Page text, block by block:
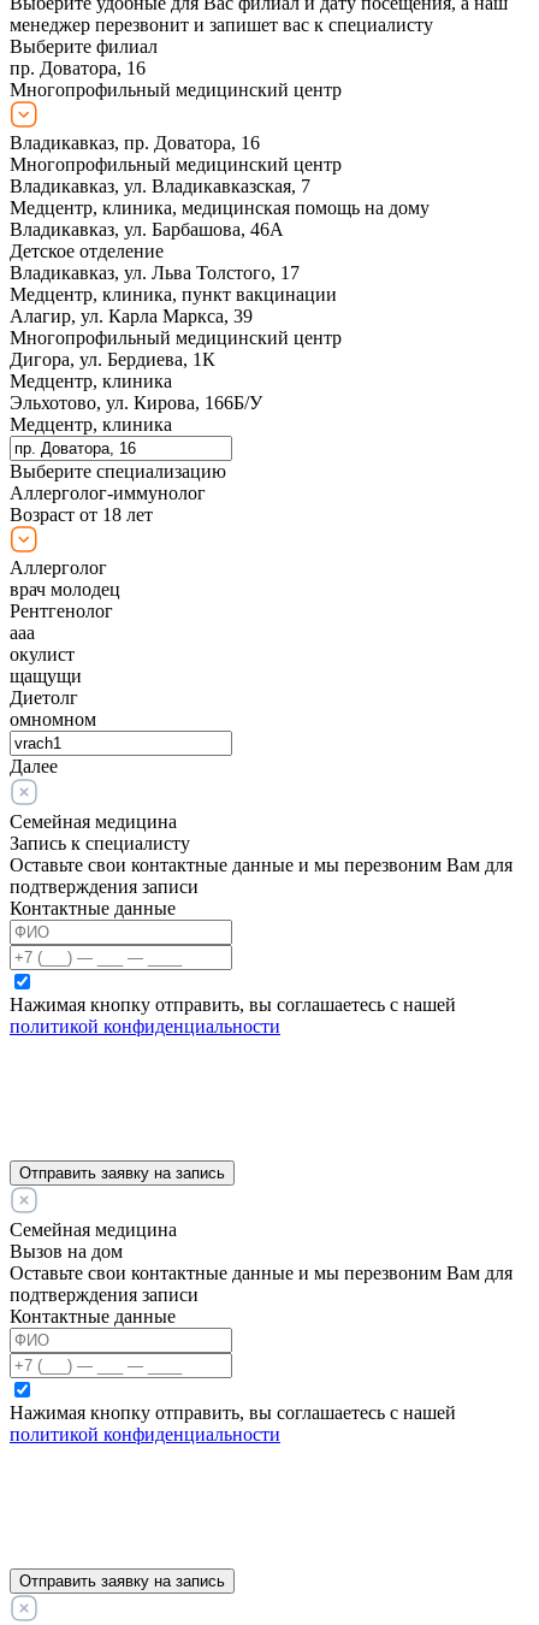
менеджер перезвонит и запишет вас к специалисту
Выберите филиал
пр. Доватора, 16
Многопрофильный медицинский центр
Владикавказ, пр. Доватора, 16
Многопрофильный медицинский центр
Владикавказ, ул. Владикавказская, 7
Медцентр, клиника, медицинская помощь на дому
Владикавказ, ул. Барбашова, 46А
Детское отделение
Владикавказ, ул. Льва Толстого, 17
Медцентр, клиника, пункт вакцинации
Алагир, ул. Карла Маркса, 39
Многопрофильный медицинский центр
Дигора, ул. Бердиева, 1К
Медцентр, клиника
Эльхотово, ул. Кирова, 166Б/У
Медцентр, клиника
Выберите специализацию
Аллерголог-иммунолог
Возраст от 18 лет
Аллерголог
врач молодец
Рентгенолог
ааа
окулист
щащущи
Диетолг
омномном
Далее
Семейная медицина
Запись к специалисту
Оставьте свои контактные данные и мы перезвоним Вам для
подтверждения записи
Контактные данные
Нажимая кнопку отправить, вы соглашаетесь с нашей
политикой конфиденциальности
Отправить заявку на запись
Семейная медицина
Вызов на дом
Оставьте свои контактные данные и мы перезвоним Вам для
подтверждения записи
Контактные данные
Нажимая кнопку отправить, вы соглашаетесь с нашей
политикой конфиденциальности
Отправить заявку на запись